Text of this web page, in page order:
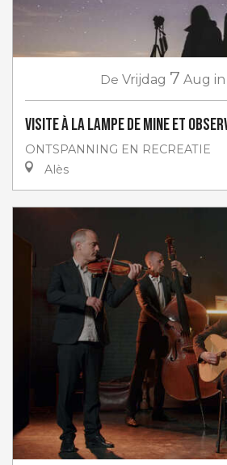
De Vrijdag 7 Aug
Visite à la lampe de Mine et
ONTSPANNING EN RECREATIE
Alès